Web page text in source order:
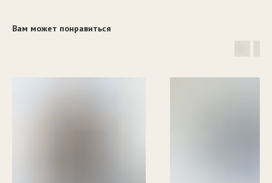
Вам может понравиться